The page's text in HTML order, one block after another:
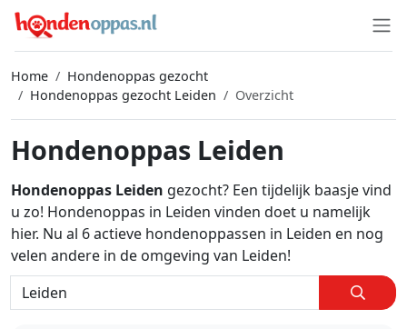
Home
Hondenoppas gezocht
Hondenoppas gezocht Leiden
Overzicht
Hondenoppas Leiden
Hondenoppas Leiden gezocht? Een tijdelijk baasje vind
u zo! Hondenoppas in Leiden vinden doet u namelijk
hier. Nu al 6 actieve hondenoppassen in Leiden en nog
velen andere in de omgeving van Leiden!